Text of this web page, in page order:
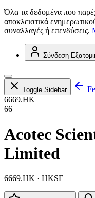
Όλα τα δεδομένα που
αποκλειστικά
συναλλαγές ή επενδύσεις.
Σύνδεση
Toggle Sidebar
6669.HK
66
Acotec
Limited
6669.HK · HKSE